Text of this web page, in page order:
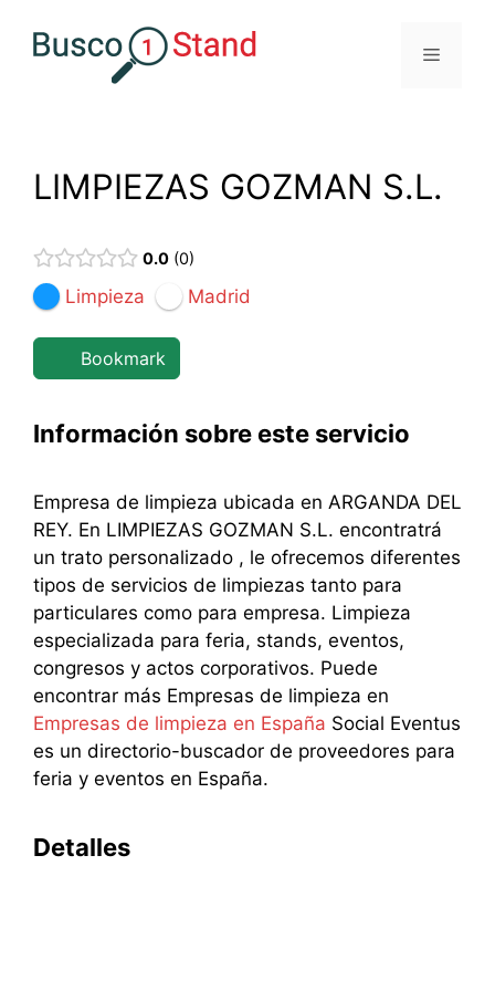
Menú
LIMPIEZAS GOZMAN S.L.
0.0 0
Limpieza Madrid
Bookmark
Información sobre este servicio
Empresa de limpieza ubicada en ARGANDA DEL
REY. En LIMPIEZAS GOZMAN S.L. encontratrá
un trato personalizado , le ofrecemos diferentes
tipos de servicios de limpiezas tanto para
particulares como para empresa. Limpieza
especializada para feria, stands, eventos,
congresos y actos corporativos. Puede
encontrar más Empresas de limpieza en
Empresas de limpieza en España Social Eventus
es un directorio-buscador de proveedores para
feria y eventos en España.
Detalles